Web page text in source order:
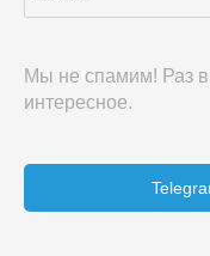
Мы не спамим! Раз
интересное.